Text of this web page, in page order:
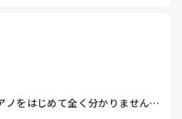
ノをはじめて全く分かりません…
くれ！と言われましたがいまいち